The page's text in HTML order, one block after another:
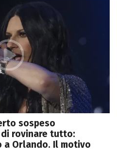
sospeso
rovinare tutto:
a Orlando. Il motivo